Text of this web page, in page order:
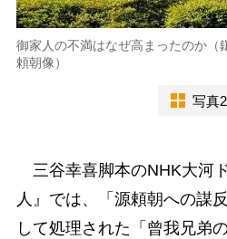
御家人の不満はなぜ高まったのか（
頼朝像）
写真
三谷幸喜脚本のNHK大河
人』では、「源頼朝への謀
して処理された「曾我兄弟